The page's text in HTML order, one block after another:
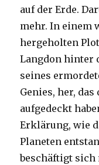
auf der Erde.
mehr. In einem
hergeholten
Langdon hinter
seines
Genies, her,
aufgedeckt
Erklärung, wie
Planeten
beschäftigt